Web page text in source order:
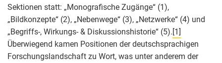
Sektionen statt: „Monografische Zugänge“ (1),
„Bildkonzepte“ (2), „Nebenwege“ (3), „Netzwerke“ (4) und
„Begriffs-, Wirkungs- & Diskussionshistorie“ (5).[1]
Überwiegend kamen Positionen der deutschsprachigen
Forschungslandschaft zu Wort, was unter anderem der